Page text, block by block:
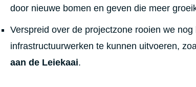
door nieuwe bomen en geven die meer
Verspreid over de projectzone rooien we
infrastructuurwerken te kunnen uitvoeren,
aan de Leiekaai.